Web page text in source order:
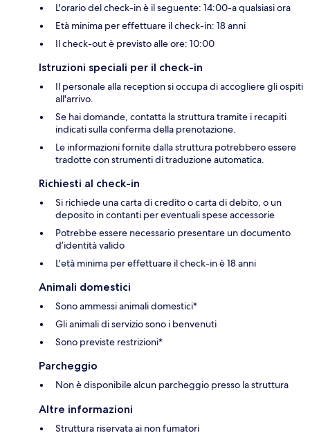
L'orario del check-in è il seguente: 14:00-a qualsiasi ora
Età minima per effettuare il check-in: 18 anni
Il check-out è previsto alle ore: 10:00
Istruzioni speciali per il check-in
Il personale alla reception si occupa di accogliere gli ospiti
all'arrivo.
Se hai domande, contatta la struttura tramite i recapiti
indicati sulla conferma della prenotazione.
Le informazioni fornite dalla struttura potrebbero essere
tradotte con strumenti di traduzione automatica.
Richiesti al check-in
Si richiede una carta di credito o carta di debito, o un
deposito in contanti per eventuali spese accessorie
Potrebbe essere necessario presentare un documento
d’identità valido
L'età minima per effettuare il check-in è 18 anni
Animali domestici
Sono ammessi animali domestici*
Gli animali di servizio sono i benvenuti
Sono previste restrizioni*
Parcheggio
Non è disponibile alcun parcheggio presso la struttura
Altre informazioni
Struttura riservata ai non fumatori